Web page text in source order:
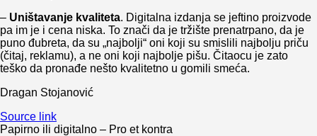
– Uništavanje kvaliteta. Digitalna izdanja se jeftino proizvode
pa im je i cena niska. To znači da je tržište prenatrpano, da je
puno đubreta, da su „najbolji“ oni koji su smislili najbolju priču
(čitaj, reklamu), a ne oni koji najbolje pišu. Čitaocu je zato
teško da pronađe nešto kvalitetno u gomili smeća.
Dragan Stojanović
Source link
Papirno ili digitalno – Pro et kontra